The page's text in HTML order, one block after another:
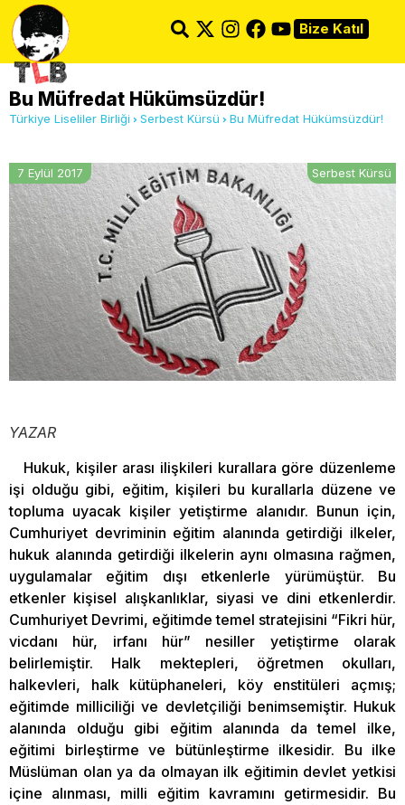
Bize Katıl
Bu Müfredat Hükümsüzdür!
Türkiye Liseliler Birliği Serbest Kürsü Bu Müfredat Hükümsüzdür!
7 Eylül 2017 Serbest Kürsü
YAZAR
Hukuk, kişiler arası ilişkileri kurallara göre düzenleme
işi olduğu gibi, eğitim, kişileri bu kurallarla düzene ve
topluma uyacak kişiler yetiştirme alanıdır. Bunun için,
Cumhuriyet devriminin eğitim alanında getirdiği ilkeler,
hukuk alanında getirdiği ilkelerin aynı olmasına rağmen,
uygulamalar eğitim dışı etkenlerle yürümüştür. Bu
etkenler kişisel alışkanlıklar, siyasi ve dini etkenlerdir.
Cumhuriyet Devrimi, eğitimde temel stratejisini “Fikri hür,
vicdanı hür, irfanı hür” nesiller yetiştirme olarak
belirlemiştir. Halk mektepleri, öğretmen okulları,
halkevleri, halk kütüphaneleri, köy enstitüleri açmış;
eğitimde milliciliği ve devletçiliği benimsemiştir. Hukuk
alanında olduğu gibi eğitim alanında da temel ilke,
eğitimi birleştirme ve bütünleştirme ilkesidir. Bu ilke
Müslüman olan ya da olmayan ilk eğitimin devlet yetkisi
içine alınması, milli eğitim kavramını getirmesidir. Bu